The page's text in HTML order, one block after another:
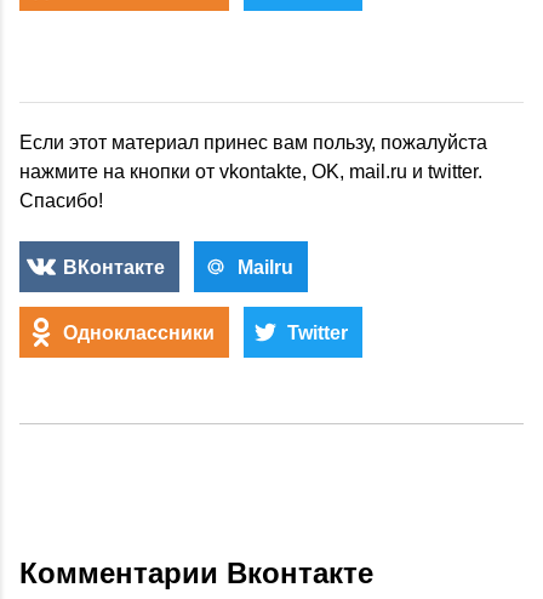
Если этот материал принес вам пользу, пожалуйста
нажмите на кнопки от vkontakte, OK, mail.ru и twitter.
Спасибо!
ВКонтакте Mailru
Одноклассники Twitter
Комментарии Вконтакте